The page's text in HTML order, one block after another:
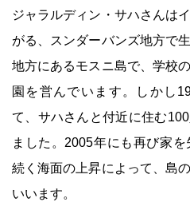
ジャラルディン・サハさんは
がる、スンダーバンズ地方で
地方にあるモスニ島で、学校
園を営んでいます。しかし
て、サハさんと付近に住む
ました。2005年にも再び家
続く海面の上昇によって、島
いいます。